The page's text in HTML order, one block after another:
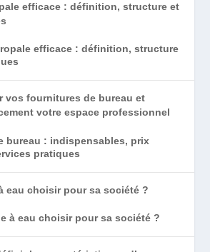
efficace : définition, structure et
vos fournitures de bureau et
votre espace professionnel
eau choisir pour sa société ?